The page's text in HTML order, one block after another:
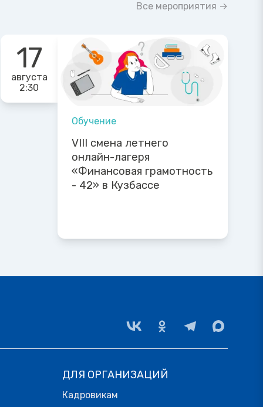
Все мероприятия →
17
августа
2:30
Обучение
VIII смена летнего
онлайн-лагеря
«Финансовая грамотность
- 42» в Кузбассе
ДЛЯ ОРГАНИЗАЦИЙ
Кадровикам